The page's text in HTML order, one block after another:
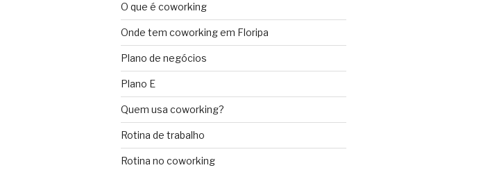
O que é coworking
Onde tem coworking em Floripa
Plano de negócios
Plano E
Quem usa coworking?
Rotina de trabalho
Rotina no coworking